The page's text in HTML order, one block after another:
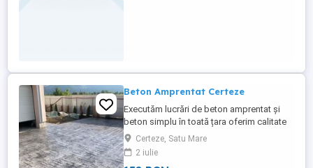
Beton Amprentat Certeze
Executăm lucrări de beton amprentat și
beton simplu în toată țara oferim calitate
și preț bun suntem o echipa cu experiență
și serioasă vă punem la dispoziție o gamă
largă de modele pentru amprenta
Certeze, Satu Mare
2 iulie